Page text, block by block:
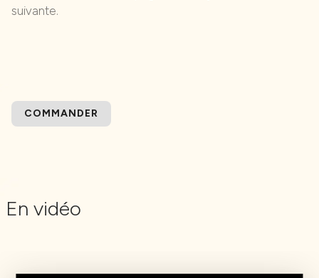
suivante.
COMMANDER
En vidéo